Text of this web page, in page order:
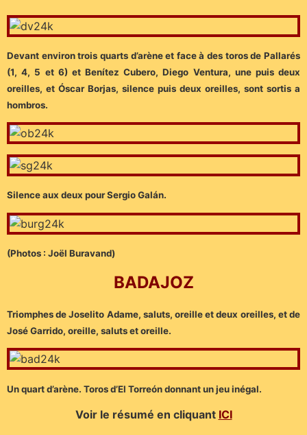
Devant environ trois quarts d’arène et face à des toros de Pallarés
(1, 4, 5 et 6) et Benítez Cubero, Diego Ventura, une puis deux
oreilles, et Óscar Borjas, silence puis deux oreilles, sont sortis a
hombros.
Silence aux deux pour Sergio Galán.
(Photos : Joël Buravand)
BADAJOZ
Triomphes de Joselito Adame, saluts, oreille et deux oreilles, et de
José Garrido, oreille, saluts et oreille.
Un quart d’arène. Toros d’El Torreón donnant un jeu inégal.
Voir le résumé en cliquant ICI